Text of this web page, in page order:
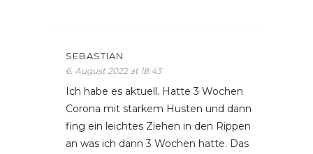
SEBASTIAN
6. August 2022 at 18:43
Ich habe es aktuell. Hatte 3 Wochen
Corona mit starkem Husten und dann
fing ein leichtes Ziehen in den Rippen
an was ich dann 3 Wochen hatte. Das